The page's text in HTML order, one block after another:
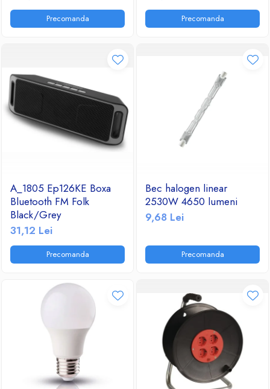
VentilatoarePrecomanda Precomanda
A_1805 Ep126KE Boxa
Bluetooth FM Folk
Black/Grey
31,12 Lei
Precomanda
Bec halogen linear
2530W 4650 lumeni
9,68 Lei
Precomanda